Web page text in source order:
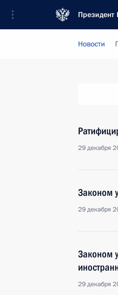
Президент
Новости
29 декабря
Законом
29 декабря
Законом
29 декабря